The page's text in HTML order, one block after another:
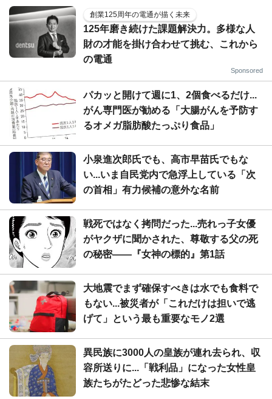
創業125周年の電通が描く未来
125年磨き続けた課題解決力。多様な人
財の才能を掛け合わせて挑む、これから
の電通
Sponsored
パカッと開けて週に1、2個食べるだけ...
がん専門医が勧める「大腸がんを予防す
るオメガ脂肪酸たっぷり食品」
小泉進次郎氏でも、高市早苗氏でもな
い...いま自民党内で急浮上している「次
の首相」有力候補の意外な名前
戦死ではなく拷問だった...売れっ子女優
がヤクザに聞かされた、尊敬する父の死
の秘密――『女神の標的』第1話
大地震でまず確保すべきは水でも食料で
もない...被災者が「これだけは担いで逃
げて」という最も重要なモノ2選
異民族に3000人の皇族が連れ去られ、収
容所送りに...「戦利品」になった女性皇
族たちがたどった悲惨な結末